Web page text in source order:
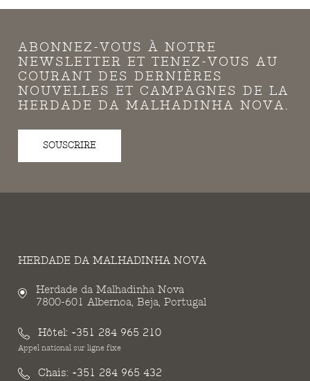
ABONNEZ-VOUS À NOTRE
NEWSLETTER ET TENEZ-VOUS AU
COURANT DES DERNIÈRES
NOUVELLES ET CAMPAGNES DE LA
HERDADE DA MALHADINHA NOVA.
SOUSCRIRE
HERDADE DA MALHADINHA NOVA
Herdade da Malhadinha Nova
7800-601 Albernoa, Beja, Portugal
Hôtel: +351 284 965 210
Appel national sur ligne fixe
Chais: +351 284 965 432